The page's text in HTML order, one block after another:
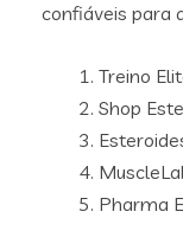
confiáveis para
Treino
Shop
Pharma